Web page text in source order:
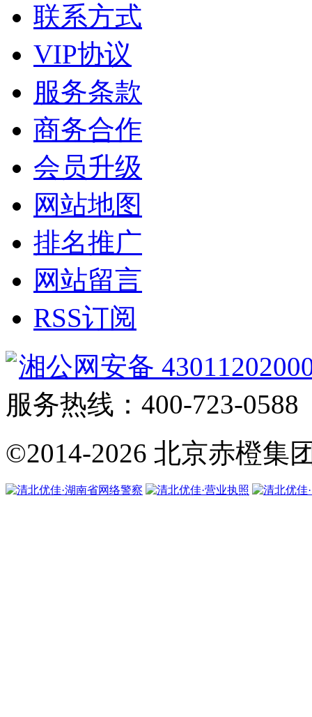
联系方式
VIP协议
服务条款
商务合作
会员升级
网站地图
排名推广
网站留言
RSS订阅
湘公网安备
服务热线：400-723-0588
©2014-2026 北京赤橙集